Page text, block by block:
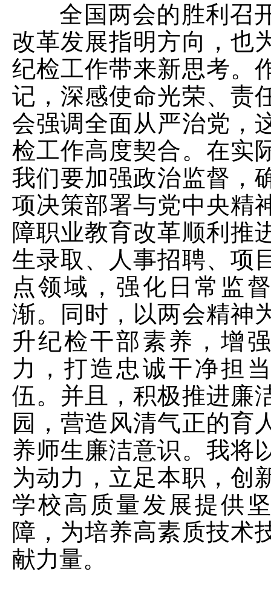
全国两会的胜利召
改革发展指明方向，也
纪检工作带来新思考。
记，深感使命光荣、责
会强调全面从严治党，
检工作高度契合。在实
我们要加强政治监督，
项决策部署与党中央精
障职业教育改革顺利推
生录取、人事招聘、项
点领域，强化日常监
渐。同时，以两会精神
升纪检干部素养，增
力，打造忠诚干净担
伍。并且，积极推进廉
园，营造风清气正的育
养师生廉洁意识。我将
为动力，立足本职，创
学校高质量发展提供
障，为培养高素质技术
献力量。